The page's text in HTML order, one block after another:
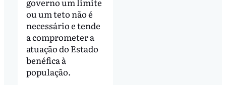
ou um teto não é
necessário e tende
a comprometer a
atuação do Estado
benéfica à
população.